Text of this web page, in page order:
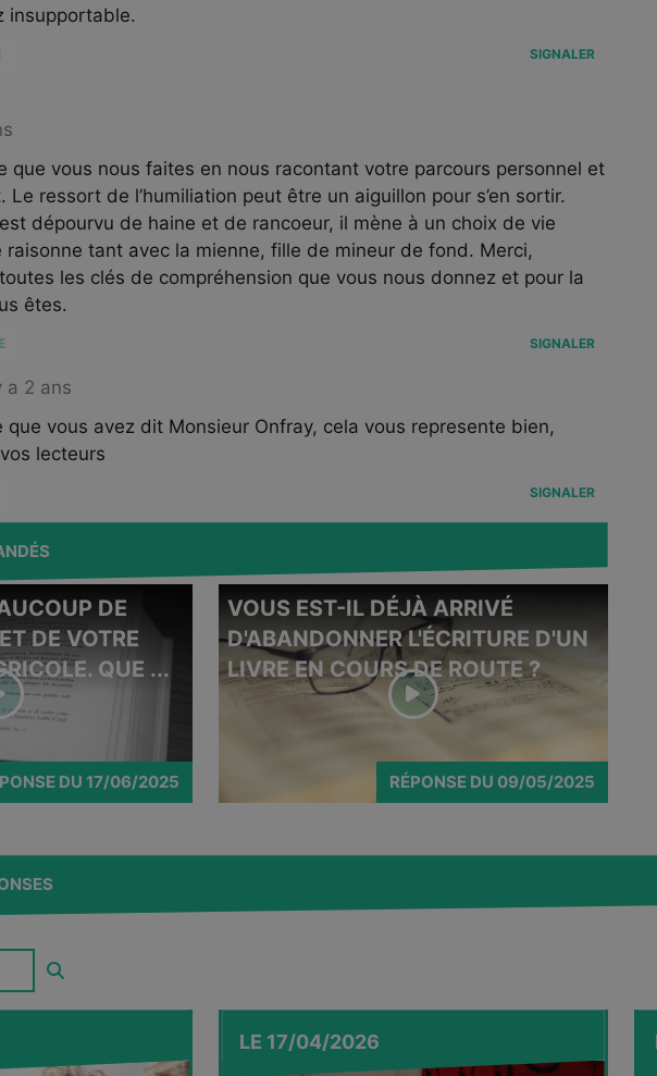
insupportable.
SIGNALER
que vous nous faites en nous racontant votre parcours personnel et
Le ressort de l’humiliation peut être un aiguillon pour s’en sortir.
dépourvu de haine et de rancoeur, il mène à un choix de vie
tant avec la mienne, fille de mineur de fond. Merci,
les clés de compréhension que vous nous donnez et pour la
êtes.
SIGNALER
a 2 ans
que vous avez dit Monsieur Onfray, cela vous represente bien,
lecteurs
SIGNALER
DE
DE VOTRE
QUE ...
DU 17/06/2025
Michel Onfray répond à cette question
d'abonné.
VOUS EST-IL DÉJÀ ARRIVÉ
D'ABANDONNER L'ÉCRITURE D'UN
LIVRE EN COURS DE ROUTE ?
RÉPONSEDU 09/05/2025
LE 17/04/2026